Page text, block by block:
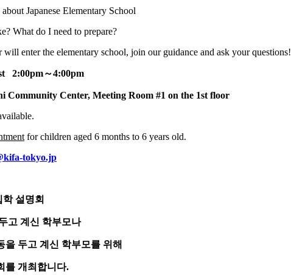
Japanese Elementary School
What do I need to prepare?
enter the elementary school, join our guidance and ask your questions!
2:00pm～4:00pm
Community Center, Meeting Room #1 on the 1st floor
for children aged 6 months to 6 years old.
tokyo.jp
학 설명회
고 계신 학부모나
을 두고 계신 학부모를 위해
를 개최합니다.